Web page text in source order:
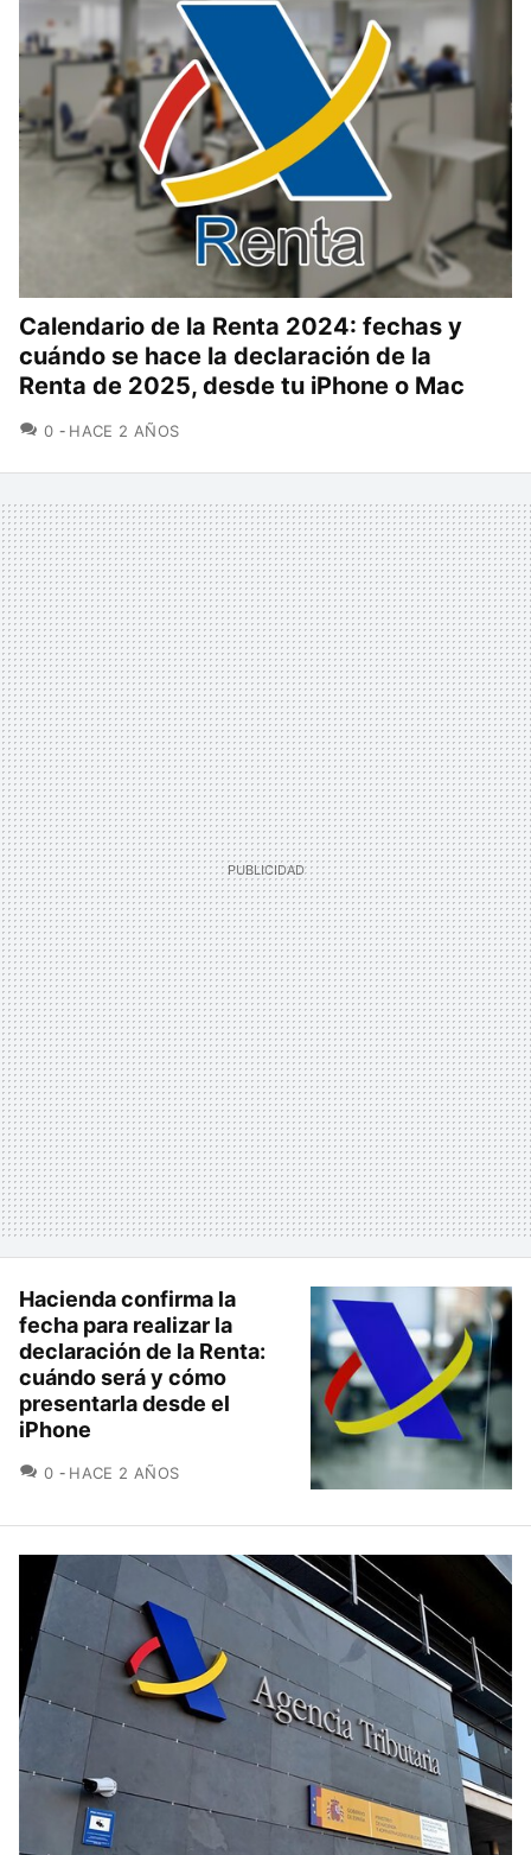
Calendario de la Renta 2024: fechas y
cuándo se hace la declaración de la
Renta de 2025, desde tu iPhone o Mac
0 COMENTARIOS
HACE 2 AÑOS
Hacienda confirma la
fecha para realizar la
declaración de la Renta:
cuándo será y cómo
presentarla desde el
iPhone
0 COMENTARIOS
HACE 2 AÑOS